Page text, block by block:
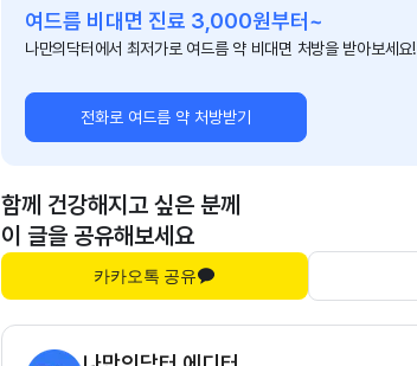
여드름 비대면 진료 3,000원부터~
나만의닥터에서 최저가로 여드름 약 비대면 처방을 받아보세요!
전화로 여드름 약 처방받기
함께 건강해지고 싶은 분께
이 글을 공유해보세요
카카오톡 공유